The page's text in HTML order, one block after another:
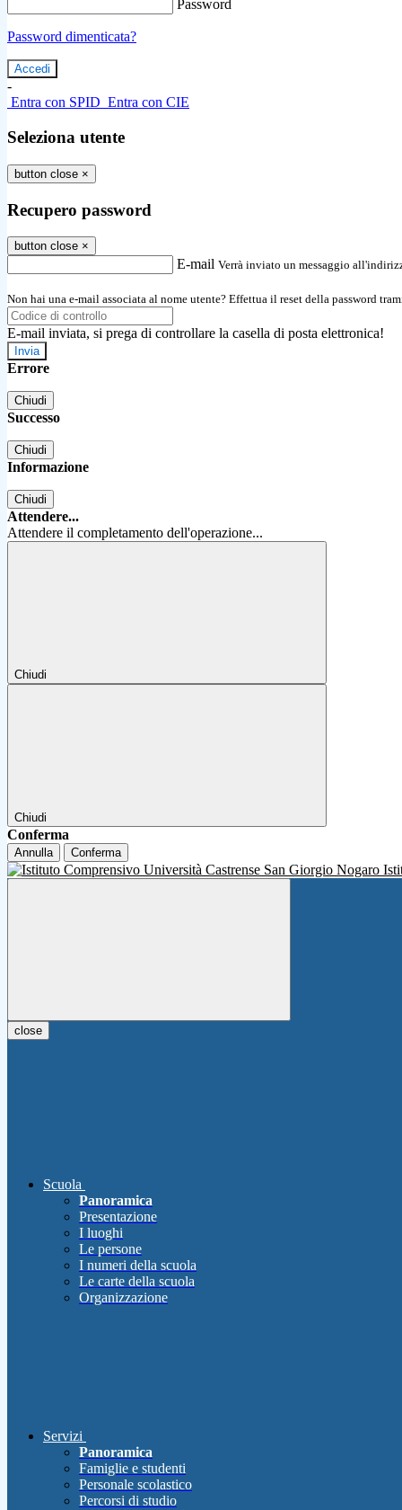
Password
Password dimenticata?
-
Entra con SPID Entra con CIE
Seleziona utente
button close ×
Recupero password
button close ×
E-mail Verrà inviato un messaggio
Non hai una e-mail associata al nome utente? Effettua il reset della password
E-mail inviata, si prega di controllare la casella di posta elettronica!
Errore
Chiudi
Successo
Chiudi
Informazione
Chiudi
Attendere...
Attendere il completamento dell'operazione...
Chiudi
Chiudi
Conferma
Annulla Conferma
close
Scuola
Panoramica
Presentazione
I luoghi
Le persone
I numeri della scuola
Le carte della scuola
Organizzazione
Servizi
Panoramica
Famiglie e studenti
Personale scolastico
Percorsi di studio